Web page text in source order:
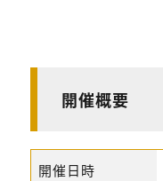
開催概要
開催日時